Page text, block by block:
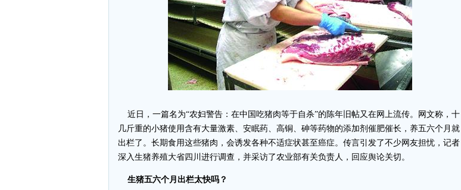
近日，一篇名为“农妇警告：在中国吃猪肉等于自杀”的陈年旧帖又在网上流传。网文称，十
几斤重的小猪使用含有大量激素、安眠药、高铜、砷等药物的添加剂催肥催长，养五六个月就
出栏了。长期食用这些猪肉，会诱发各种不适症状甚至癌症。传言引发了不少网友担忧，记者
深入生猪养殖大省四川进行调查，并采访了农业部有关负责人，回应舆论关切。
生猪五六个月出栏太快吗？